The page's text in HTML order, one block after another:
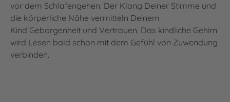
vor dem Schlafengehen. Der Klang Deiner Stimme und
die körperliche Nähe vermitteln Deinem
Kind Geborgenheit und Vertrauen. Das kindliche Gehirn
wird Lesen bald schon mit dem Gefühl von Zuwendung
verbinden.